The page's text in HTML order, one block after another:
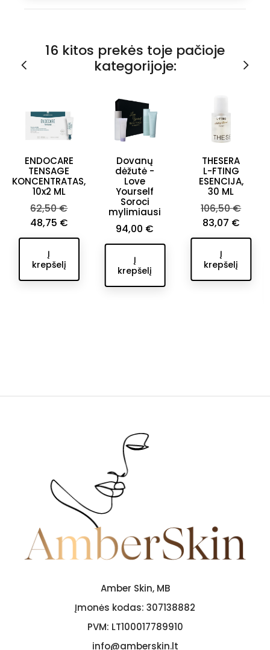
16 kitos prekės toje pačioje
kategorijoje:
ENDOCARE
TENSAGE
KONCENTRATAS,
10x2 ML
Bazinė
kaina
62,50 €
Kaina
48,75 €
Į
krepšelį
Dovanų
dėžutė -
Love
Yourself
Soroci
mylimiausi
Kaina
94,00 €
Į
krepšelį
THESERA
L-FTING
ESENCIJA,
30 ML
Bazinė
kaina
106,50 €
Kaina
83,07 €
Į
krepšelį
Amber Skin, MB
Įmonės kodas: 307138882
PVM: LT100017789910
info@amberskin.lt